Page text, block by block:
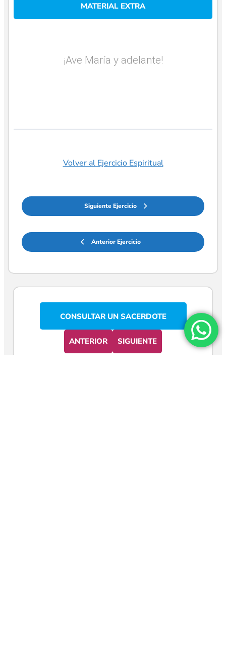
MATERIAL EXTRA
¡Ave María y adelante!
Anterior Ejercicio
Volver al Ejercicio Espiritual
Siguiente Ejercicio
CONSULTAR UN SACERDOTE
ANTERIOR SIGUIENTE